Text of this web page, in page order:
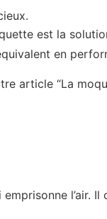
est la
en
article “La
l’air.